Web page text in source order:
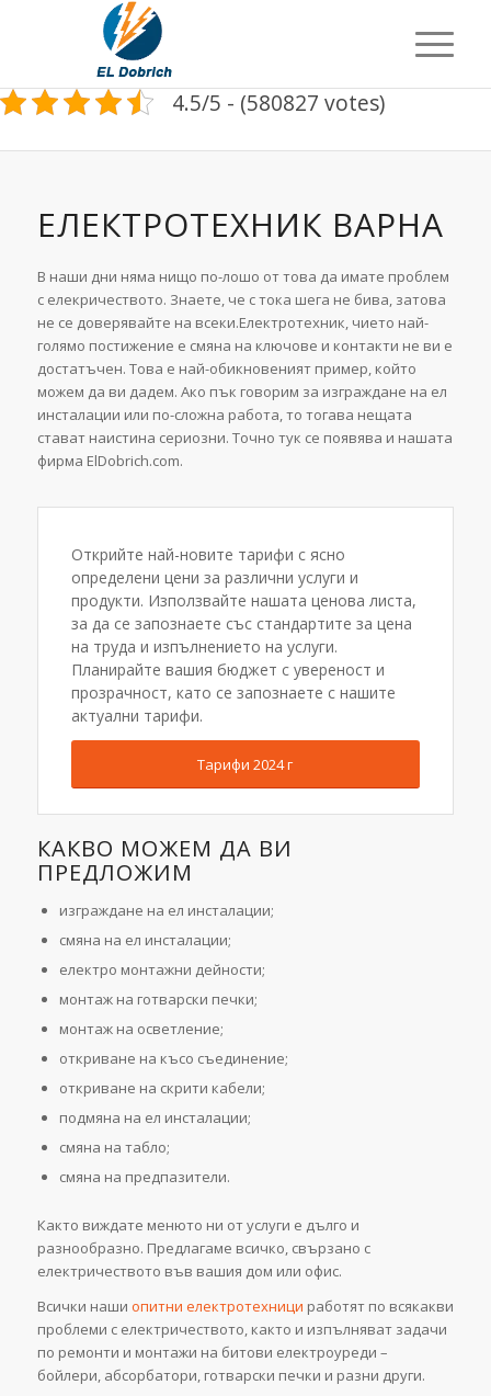
4.5/5 - (580827 votes)
ЕЛЕКТРОТЕХНИК ВАРНА
В наши дни няма нищо по-лошо от това да имате проблем
с елекричеството. Знаете, че с тока шега не бива, затова
не се доверявайте на всеки.Електротехник, чието най-
голямо постижение е смяна на ключове и контакти не ви е
достатъчен. Това е най-обикновеният пример, който
можем да ви дадем. Ако пък говорим за изграждане на ел
инсталации или по-сложна работа, то тогава нещата
стават наистина сериозни. Точно тук се появява и нашата
фирма ElDobrich.com.
Открийте най-новите тарифи с ясно
определени цени за различни услуги и
продукти. Използвайте нашата ценова листа,
за да се запознаете със стандартите за цена
на труда и изпълнението на услуги.
Планирайте вашия бюджет с увереност и
прозрачност, като се запознаете с нашите
актуални тарифи.
Тарифи 2024 г
КАКВО МОЖЕМ ДА ВИ
ПРЕДЛОЖИМ
изграждане на ел инсталации;
смяна на ел инсталации;
електро монтажни дейности;
монтаж на готварски печки;
монтаж на осветление;
откриване на късо съединение;
откриване на скрити кабели;
подмяна на ел инсталации;
смяна на табло;
смяна на предпазители.
Както виждате менюто ни от услуги е дълго и
разнообразно. Предлагаме всичко, свързано с
електричеството във вашия дом или офис.
Всички наши опитни електротехници работят по всякакви
проблеми с електричеството, както и изпълняват задачи
по ремонти и монтажи на битови електроуреди –
бойлери, абсорбатори, готварски печки и разни други.